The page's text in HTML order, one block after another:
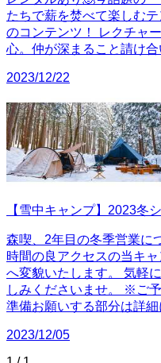
たちで薪を焚べて楽しむ
のコンテンツ！ レクチャ
心。仲が深まること請け合
2023/12/22
【雪中キャンプ】2023冬
森喫、2年目の冬季営業に
時間の良アクセスの当キ
へ変貌いたします。 気軽
しみくださいませ。 ※ご
準備お願いする部分は詳細
2023/12/05